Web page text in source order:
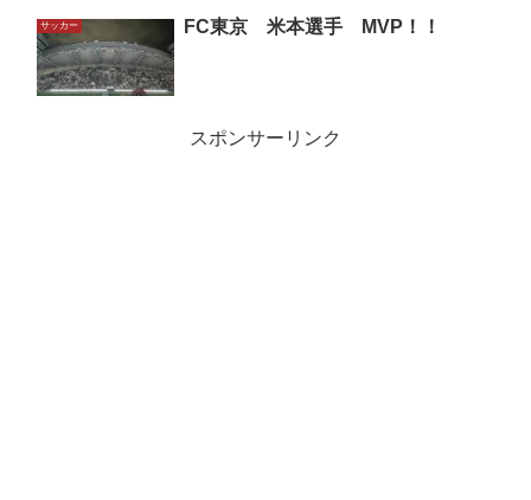
サッカー FC東京 米本選手 MVP！！
スポンサーリンク